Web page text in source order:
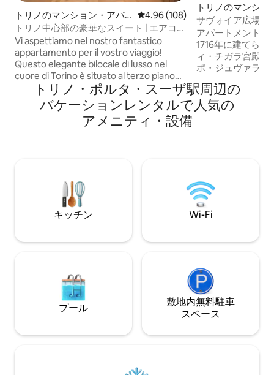
トリノのマンション・アパ
ート
レビュー108件、5つ星中4.96つ
4.96 (108)
トリノ中心部の豪華なスイート | エアコン
完備で快適
Vi aspettiamo nel nostro fantastico
appartamento per il vostro viaggio!
Questo elegante bilocale di lusso nel
cuore di Torino è situato al terzo piano
con ascensore di un prestigioso palazzo.
Accoglie fino a quattro persone con una
camera matrimoniale e un comodo
divano letto nel soggiorno. La cucina è
esplorare le bellezze della città!
トリノのマンショ
ト
サヴォイア広場に
アパートメントは
1716年に建てら
ィ・チガラ宮殿
ポ・ジュヴァラに
ア広場7番地に面
明るいアパート
を保証するための
明るいアパートメ
保証するすべての
ます。
トリノ・ポルタ・スーザ駅⁠周⁠辺⁠の
バ⁠ケ⁠ー⁠シ⁠ョ⁠ン⁠レ⁠ン⁠タ⁠ル⁠で人⁠気⁠の
ア⁠メ⁠ニ⁠テ⁠ィ⁠・⁠設⁠備
キッチン Wi-Fi
プール
敷地内無料駐⁠車
ス⁠ペ⁠ー⁠ス